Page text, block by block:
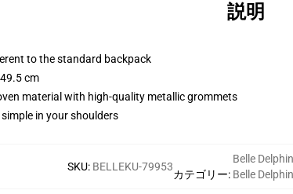
説明
to the standard backpack
cm
material with high-quality metallic grommets
in your shoulders
SKU: BELLEKU-79953
カテゴリー:
Belle
Belle